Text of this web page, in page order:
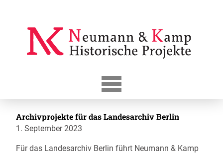
Archivprojekte für das Landesarchiv Berlin
1. September 2023
Für das Landesarchiv Berlin führt Neumann & Kamp